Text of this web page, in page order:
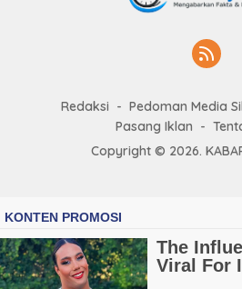
Redaksi Pedoman Media
Pasang Iklan
Copyright © 2026.